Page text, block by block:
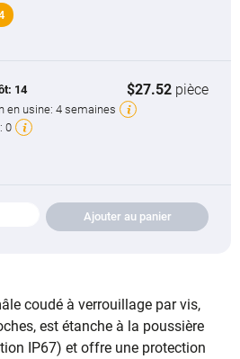
14 $27.52 pièce
en usine: 4 semaines
0
Ajouter au panier
coudé à verrouillage par vis,
est étanche à la poussière
IP67) et offre une protection